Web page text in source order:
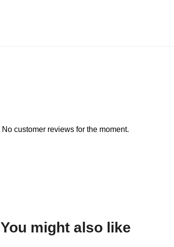
No customer reviews for the moment.
You might also like